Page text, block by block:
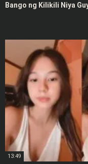
Bango ng Kilikili Niya
13:49